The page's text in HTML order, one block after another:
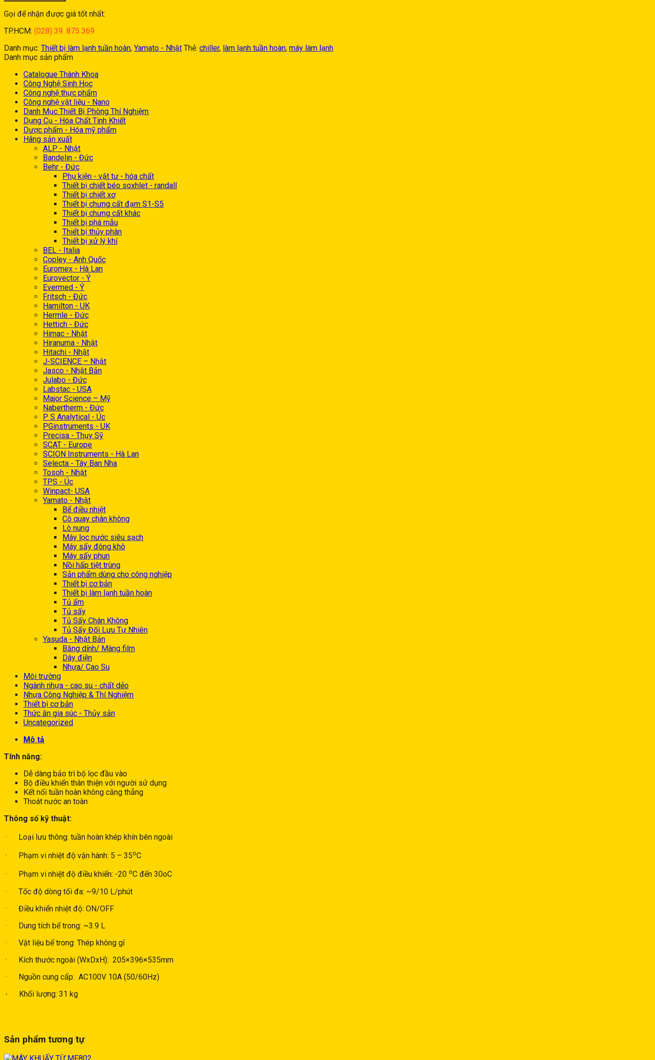
Gọi để nhận được giá tốt nhất:
TP.HCM: (028) 39. 875 369
Danh mục: Thiết bị làm lạnh tuần hoàn, Yamato - Nhật Thẻ: chiller, làm lạnh tuần hoàn, máy làm lạnh
Danh mục sản phẩm
Catalogue Thành Khoa
Công Nghệ Sinh Học
Công nghệ thực phẩm
Công nghệ vật liệu - Nano
Danh Mục Thiết Bị Phòng Thí Nghiệm
Dụng Cụ - Hóa Chất Tinh Khiết
Dược phẩm - Hóa mỹ phẩm
Hãng sản xuất
ALP - Nhật
Bandelin - Đức
Behr - Đức
Phụ kiện - vật tư - hóa chất
Thiết bị chiết béo soxhlet - randall
Thiết bị chiết xơ
Thiết bị chưng cất đạm S1-S5
Thiết bị chưng cất khác
Thiết bị phá mẫu
Thiết bị thủy phân
Thiết bị xử lý khí
BEL - Italia
Copley - Anh Quốc
Euromex - Hà Lan
Eurovector - Ý
Evermed - Ý
Fritsch - Đức
Hamilton - UK
Hermle - Đức
Hettich - Đức
Himac - Nhật
Hiranuma - Nhật
Hitachi - Nhật
J-SCIENCE – Nhật
Jasco - Nhật Bản
Julabo - Đức
Labstac - USA
Major Science – Mỹ
Nabertherm - Đức
P S Analytical - Úc
PGinstruments - UK
Precisa - Thụy Sỹ
SCAT - Europe
SCION Instruments - Hà Lan
Selecta - Tây Ban Nha
Tosoh - Nhật
TPS - Úc
Winpact- USA
Yamato - Nhật
Bể điều nhiệt
Cô quay chân không
Lò nung
Máy lọc nước siêu sạch
Máy sấy đông khô
Máy sấy phun
Nồi hấp tiệt trùng
Sản phẩm dùng cho công nghiệp
Thiết bị cơ bản
Thiết bị làm lạnh tuần hoàn
Tủ ấm
Tủ sấy
Tủ Sấy Chân Không
Tủ Sấy Đối Lưu Tự Nhiên
Yasuda - Nhật Bản
Băng dính/ Màng film
Dây điện
Nhựa/ Cao Su
Môi trường
Ngành nhựa - cao su - chất dẻo
Nhựa Công Nghiệp & Thí Nghiệm
Thiết bị cơ bản
Thức ăn gia súc - Thủy sản
Uncategorized
Mô tả
Tính năng:
Dễ dàng bảo trì bộ lọc đầu vào
Bộ điều khiển thân thiện với người sử dụng
Kết nối tuần hoàn không căng thẳng
Thoát nước an toàn
Thông số kỹ thuật:
· Loại lưu thông: tuần hoàn khép khín bên ngoài
· Phạm vi nhiệt độ vận hành: 5 – 35oC
· Phạm vi nhiệt độ điều khiển: -20 oC đến 30oC
· Tốc độ dòng tối đa: ~9/10 L/phút
· Điều khiển nhiệt độ: ON/OFF
· Dung tích bể trong: ~3.9 L
· Vật liệu bể trong: Thép không gỉ
· Kích thước ngoài (WxDxH): 205×396×535mm
· Nguồn cung cấp: AC100V 10A (50/60Hz)
· Khối lượng: 31 kg
Sản phẩm tương tự